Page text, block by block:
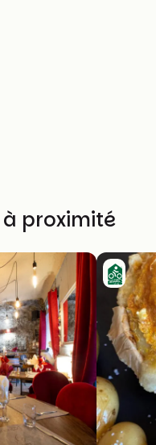
à proximité